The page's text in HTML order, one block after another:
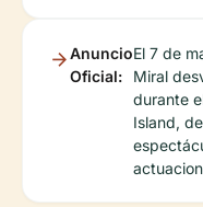
Anuncio
Oficial:
El 7 de
Miral
durante
Island,